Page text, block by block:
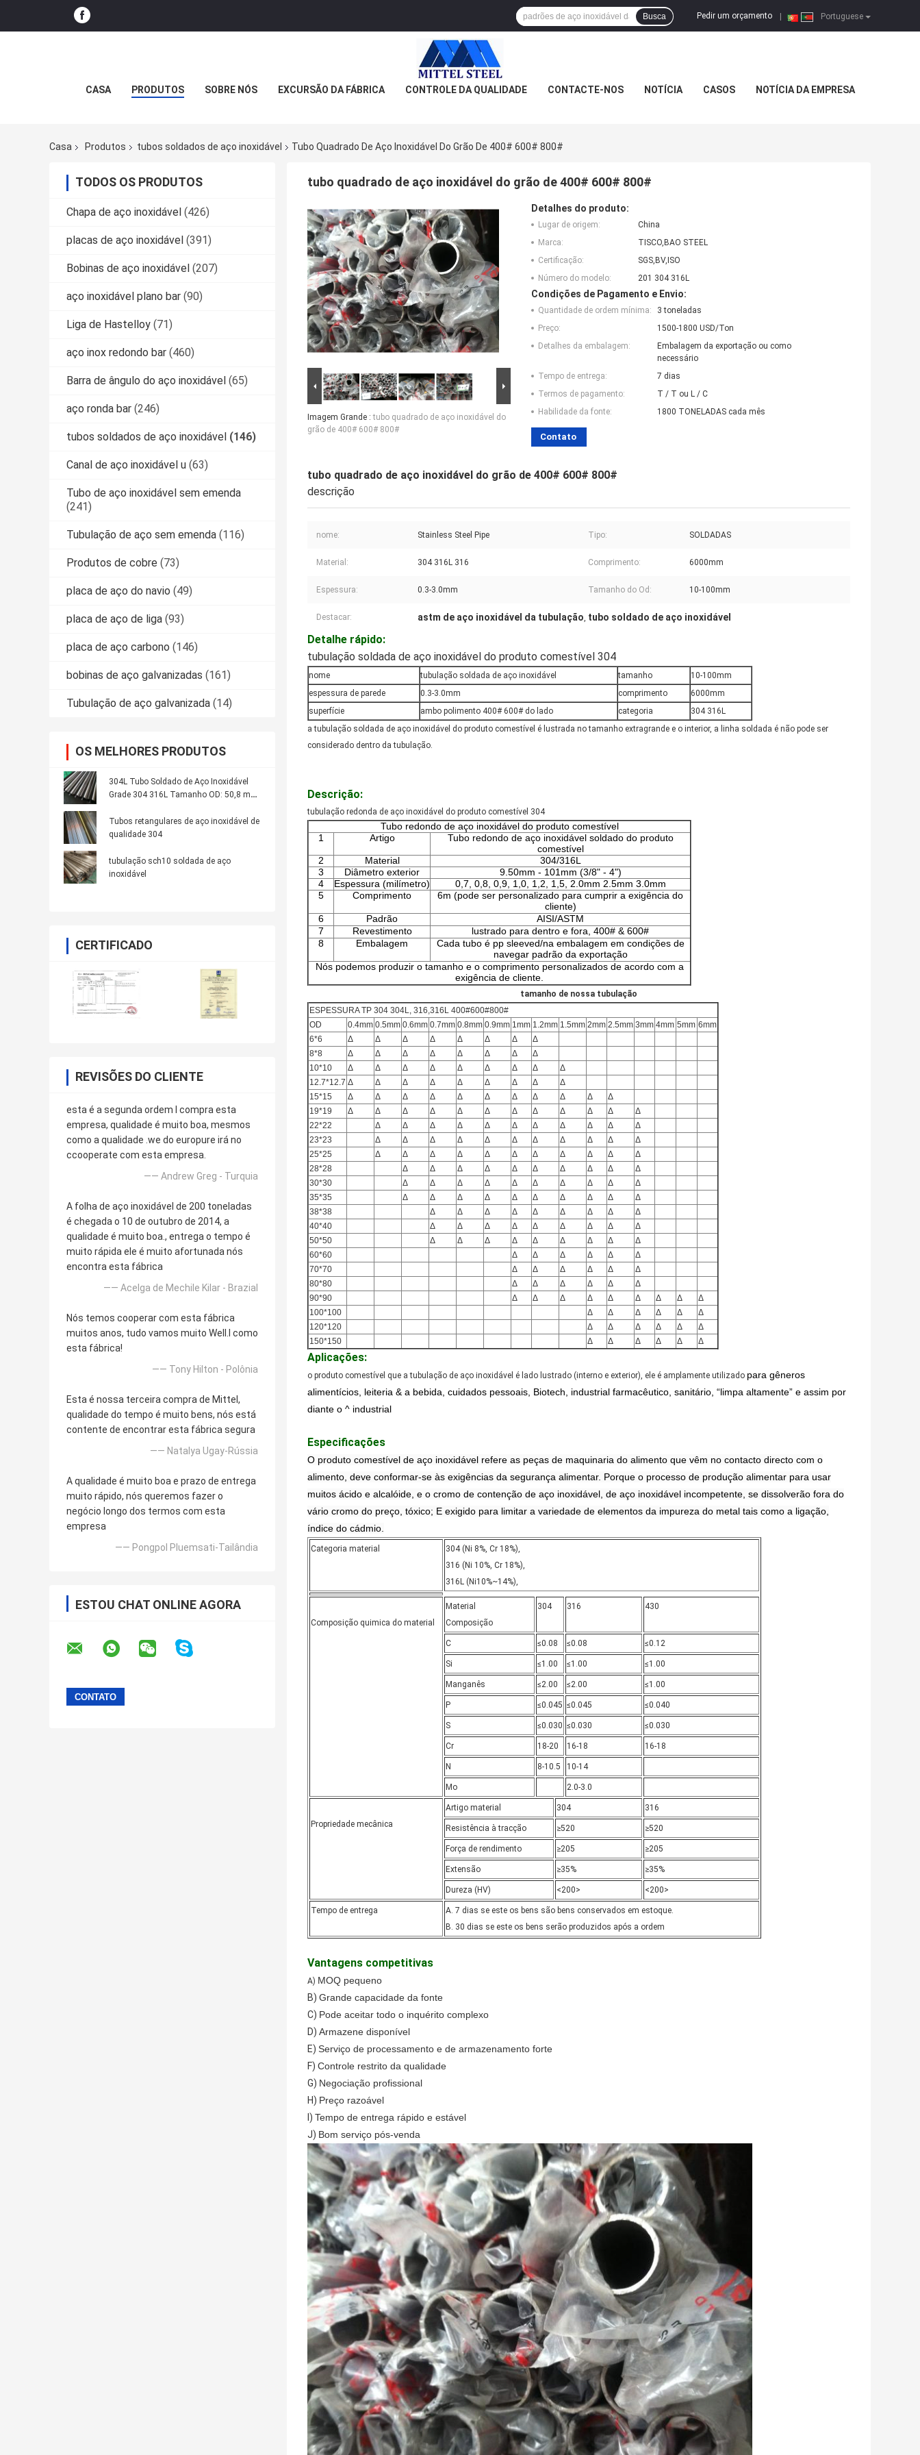
Portuguese
Pedir um orçamento
Busca
CASA PRODUTOS SOBRE NÓS EXCURSÃO DA FÁBRICA CONTROLE DA QUALIDADE CONTACTE-NOS NOTÍCIA CASOS NOTÍCIA DA EMPRESA
Casa Produtos tubos soldados de aço inoxidável Tubo Quadrado De Aço Inoxidável Do Grão De 400# 600# 800#
TODOS OS PRODUTOS
Chapa de aço inoxidável (426)
placas de aço inoxidável (391)
Bobinas de aço inoxidável (207)
aço inoxidável plano bar (90)
Liga de Hastelloy (71)
aço inox redondo bar (460)
Barra de ângulo do aço inoxidável (65)
aço ronda bar (246)
tubos soldados de aço inoxidável (146)
Canal de aço inoxidável u (63)
Tubo de aço inoxidável sem emenda
(241)
Tubulação de aço sem emenda (116)
Produtos de cobre (73)
placa de aço do navio (49)
placa de aço de liga (93)
placa de aço carbono (146)
bobinas de aço galvanizadas (161)
Tubulação de aço galvanizada (14)
OS MELHORES PRODUTOS
304L Tubo Soldado de Aço Inoxidável
Grade 304 316L Tamanho OD: 50,8 mm
mm
Tubos retangulares de aço inoxidável de
qualidade 304
tubulação sch10 soldada de aço
inoxidável
CERTIFICADO
REVISÕES DO CLIENTE
esta é a segunda ordem l compra esta
empresa, qualidade é muito boa, mesmos
como a qualidade .we do europure irá no
ccooperate com esta empresa.
—— Andrew Greg - Turquia
A folha de aço inoxidável de 200 toneladas
é chegada o 10 de outubro de 2014, a
qualidade é muito boa., entrega o tempo é
muito rápida ele é muito afortunada nós
encontra esta fábrica
—— Acelga de Mechile Kilar - Brazial
Nós temos cooperar com esta fábrica
muitos anos, tudo vamos muito Well.l como
esta fábrica!
—— Tony Hilton - Polônia
Esta é nossa terceira compra de Mittel,
qualidade do tempo é muito bens, nós está
contente de encontrar esta fábrica segura
—— Natalya Ugay-Rússia
A qualidade é muito boa e prazo de entrega
muito rápido, nós queremos fazer o
negócio longo dos termos com esta
empresa
—— Pongpol Pluemsati-Tailândia
ESTOU CHAT ONLINE AGORA
tubo quadrado de aço inoxidável do grão de 400# 600# 800#
Imagem Grande :tubo quadrado de aço inoxidável do
grão de 400# 600# 800#
Detalhes do produto:
Lugar de origem:
China
Marca:
TISCO,BAO STEEL
Certificação:
SGS,BV,ISO
Número do modelo:
201 304 316L
Condições de Pagamento e Envio:
Quantidade de ordem mínima:
3 toneladas
Preço:
1500-1800 USD/Ton
Detalhes da embalagem:
Embalagem da exportação ou como
necessário
Tempo de entrega:
7 dias
Termos de pagamento:
T / T ou L / C
Habilidade da fonte:
1800 TONELADAS cada mês
Contato
tubo quadrado de aço inoxidável do grão de 400# 600# 800#
descrição
nome: Stainless Steel Pipe Tipo: SOLDADAS
Material: 304 316L 316 Comprimento: 6000mm
Espessura: 0.3-3.0mm Tamanho do Od: 10-100mm
Destacar: astm de aço inoxidável da tubulação, tubo soldado de aço inoxidável
Detalhe rápido:
tubulação soldada de aço inoxidável do produto comestível 304
nome tubulação soldada de aço inoxidável tamanho
10-100mm
espessura de parede
0.3-3.0mm comprimento
6000mm
superfície
ambo polimento 400# 600# do lado categoria
304 316L
a tubulação soldada de aço inoxidável do produto comestível é lustrada no tamanho extragrande e o interior, a linha soldada é não pode ser
considerado dentro da tubulação.
Descrição:
tubulação redonda de aço inoxidável do produto comestível 304
Tubo redondo de aço inoxidável do produto comestível
1
Artigo
Tubo redondo de aço inoxidável soldado do produto
comestível
2
Material
304/316L
3
Diâmetro exterior
9.50mm - 101mm (3/8" - 4")
4
Espessura (milímetro)
0,7, 0,8, 0,9, 1,0, 1,2, 1,5, 2.0mm 2.5mm 3.0mm
5
Comprimento
6m (pode ser personalizado para cumprir a exigência do
cliente)
6
Padrão
AISI/ASTM
7
Revestimento
lustrado para dentro e fora, 400# & 600#
8
Embalagem
Cada tubo é pp sleeved/na embalagem em condições de
navegar padrão da exportação
Nós podemos produzir o tamanho e o comprimento personalizados de acordo com a
exigência de cliente.
tamanho de nossa tubulação
ESPESSURA TP 304 304L, 316,316L 400#600#800#
OD
0.4mm 0.5mm 0.6mm 0.7mm 0.8mm 0.9mm 1mm 1.2mm 1.5mm 2mm 2.5mm 3mm 4mm 5mm 6mm
6*6
Δ Δ Δ Δ Δ Δ Δ
Δ
8*8
Δ Δ Δ Δ Δ Δ Δ
Δ
10*10
Δ Δ Δ Δ Δ Δ Δ Δ
Δ
12.7*12.7 Δ Δ Δ Δ Δ Δ Δ Δ
Δ
15*15
Δ Δ Δ Δ Δ Δ Δ Δ Δ Δ
Δ
19*19
Δ Δ Δ Δ Δ Δ Δ Δ Δ Δ Δ
Δ
22*22
Δ Δ Δ Δ Δ Δ Δ Δ Δ Δ
Δ
23*23
Δ Δ Δ Δ Δ Δ Δ Δ Δ Δ
Δ
25*25
Δ Δ Δ Δ Δ Δ Δ Δ Δ Δ
Δ
28*28
Δ Δ Δ Δ Δ Δ Δ Δ Δ
Δ
30*30
Δ Δ Δ Δ Δ Δ Δ Δ Δ
Δ
35*35
Δ Δ Δ Δ Δ Δ Δ Δ Δ
Δ
38*38
Δ Δ Δ Δ Δ Δ Δ Δ
Δ
40*40
Δ Δ Δ Δ Δ Δ Δ Δ
Δ
50*50
Δ Δ Δ Δ Δ Δ Δ Δ
Δ
60*60
Δ Δ Δ Δ Δ
Δ
70*70
Δ Δ Δ Δ Δ
Δ
80*80
Δ Δ Δ Δ Δ
Δ
90*90
Δ Δ Δ Δ Δ Δ Δ Δ
Δ
100*100
Δ Δ Δ Δ Δ
Δ
120*120
Δ Δ Δ Δ Δ
Δ
150*150
Δ Δ Δ Δ Δ Δ
Aplicações:
o produto comestível que a tubulação de aço inoxidável é lado lustrado (interno e exterior), ele é amplamente utilizado para gêneros
alimentícios, leiteria & a bebida, cuidados pessoais, Biotech, industrial farmacêutico, sanitário, “limpa altamente” e assim por
diante o ^ industrial
Especificações
O produto comestível de aço inoxidável refere as peças de maquinaria do alimento que vêm no contacto directo com o
alimento, deve conformar-se às exigências da segurança alimentar. Porque o processo de produção alimentar para usar
muitos ácido e alcalóide, e o cromo de contenção de aço inoxidável, de aço inoxidável incompetente, se dissolverão fora do
vário cromo do preço, tóxico; E exigido para limitar a variedade de elementos da impureza do metal tais como a ligação,
índice do cádmio.
Categoria material
304 (Ni 8%, Cr 18%),
316 (Ni 10%, Cr 18%),
316L (Ni10%~14%),
Composição quimica do material
Material
Composição
304 316 430
C ≤0.08 ≤0.08 ≤0.12
Si ≤1.00 ≤1.00 ≤1.00
Manganês ≤2.00 ≤2.00 ≤1.00
P ≤0.045 ≤0.045 ≤0.040
S ≤0.030 ≤0.030 ≤0.030
Cr 18-20 16-18 16-18
N 8-10.5 10-14
Mo 2.0-3.0
Propriedade mecânica
Artigo material 304 316
Resistência à tracção ≥520 ≥520
Força de rendimento ≥205 ≥205
Extensão ≥35% ≥35%
Dureza (HV) <200> <200>
Tempo de entrega
A. 7 dias se este os bens são bens conservados em estoque.
B. 30 dias se este os bens serão produzidos após a ordem
Vantagens competitivas
A) MOQ pequeno
B) Grande capacidade da fonte
C) Pode aceitar todo o inquérito complexo
D) Armazene disponível
E) Serviço de processamento e de armazenamento forte
F) Controle restrito da qualidade
G) Negociação profissional
H) Preço razoável
I) Tempo de entrega rápido e estável
J) Bom serviço pós-venda